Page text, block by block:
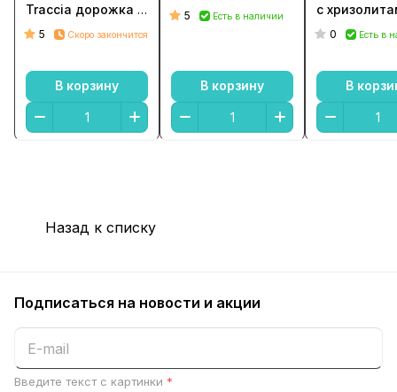
Traccia дорожка с
хризолитами
5 Скоро закончится
В корзину
5 Есть в наличии
В корзину
с
серебре
0 Есть в
В
Назад к списку
Подписаться на новости и акции
Введите текст с картинки *